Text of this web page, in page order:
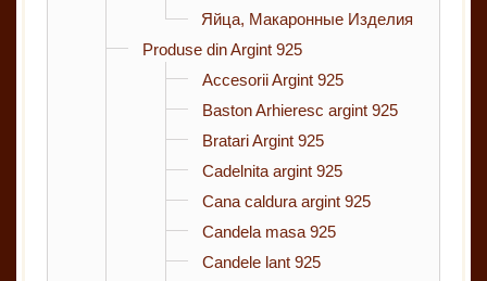
Яйца, Макаронные Изделия
Produse din Argint 925
Accesorii Argint 925
Baston Arhieresc argint 925
Bratari Argint 925
Cadelnita argint 925
Cana caldura argint 925
Candela masa 925
Candele lant 925